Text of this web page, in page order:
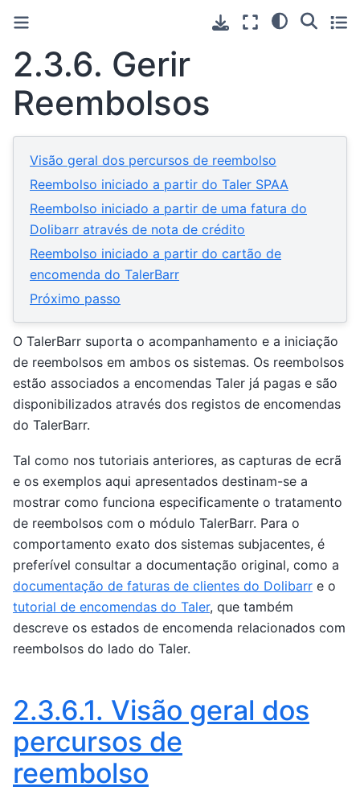
2.3.6. Gerir
Reembolsos
Visão geral dos percursos de reembolso
Reembolso iniciado a partir do Taler SPAA
Reembolso iniciado a partir de uma fatura do
Dolibarr através de nota de crédito
Reembolso iniciado a partir do cartão de
encomenda do TalerBarr
Próximo passo
O TalerBarr suporta o acompanhamento e a iniciação
de reembolsos em ambos os sistemas. Os reembolsos
estão associados a encomendas Taler já pagas e são
disponibilizados através dos registos de encomendas
do TalerBarr.
Tal como nos tutoriais anteriores, as capturas de ecrã
e os exemplos aqui apresentados destinam-se a
mostrar como funciona especificamente o tratamento
de reembolsos com o módulo TalerBarr. Para o
comportamento exato dos sistemas subjacentes, é
preferível consultar a documentação original, como a
documentação de faturas de clientes do Dolibarr e o
tutorial de encomendas do Taler, que também
descreve os estados de encomenda relacionados com
reembolsos do lado do Taler.
2.3.6.1. Visão geral dos
percursos de
reembolso